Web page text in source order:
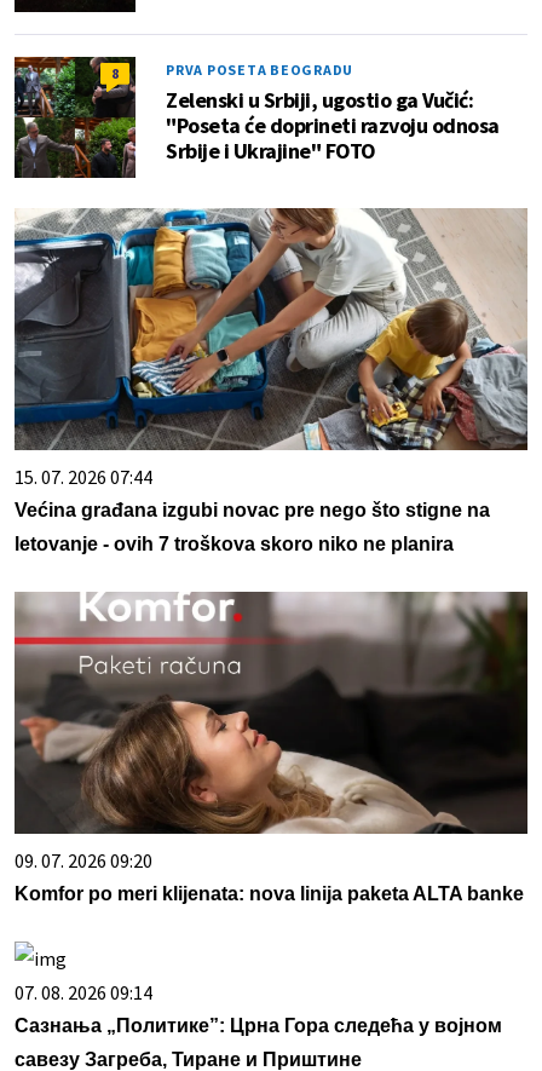
8 PRVA POSETA BEOGRADU
Zelenski u Srbiji, ugostio ga Vučić:
"Poseta će doprineti razvoju odnosa
Srbije i Ukrajine" FOTO
15. 07. 2026 07:44
Većina građana izgubi novac pre nego što stigne na
letovanje - ovih 7 troškova skoro niko ne planira
09. 07. 2026 09:20
Komfor po meri klijenata: nova linija paketa ALTA banke
07. 08. 2026 09:14
Сазнања „Политике”: Црна Гора следећа у војном
савезу Загреба, Тиране и Приштине